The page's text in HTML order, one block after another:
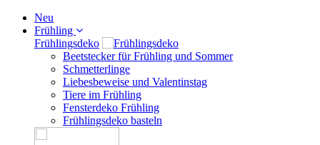
Neu
Frühling
Frühlingsdeko
Beetstecker für Frühling und Sommer
Schmetterlinge
Liebesbeweise und Valentinstag
Tiere im Frühling
Fensterdeko Frühling
Frühlingsdeko basteln